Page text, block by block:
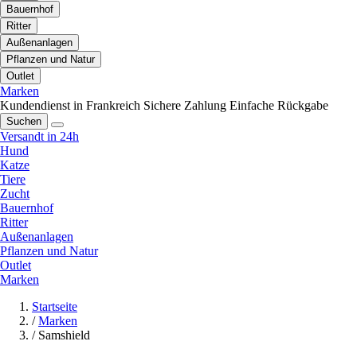
Bauernhof
Ritter
Außenanlagen
Pflanzen und Natur
Outlet
Marken
Kundendienst in Frankreich Sichere Zahlung Einfache Rückgabe
Suchen
Versandt in 24h
Hund
Katze
Tiere
Zucht
Bauernhof
Ritter
Außenanlagen
Pflanzen und Natur
Outlet
Marken
Startseite
/ Marken
/ Samshield